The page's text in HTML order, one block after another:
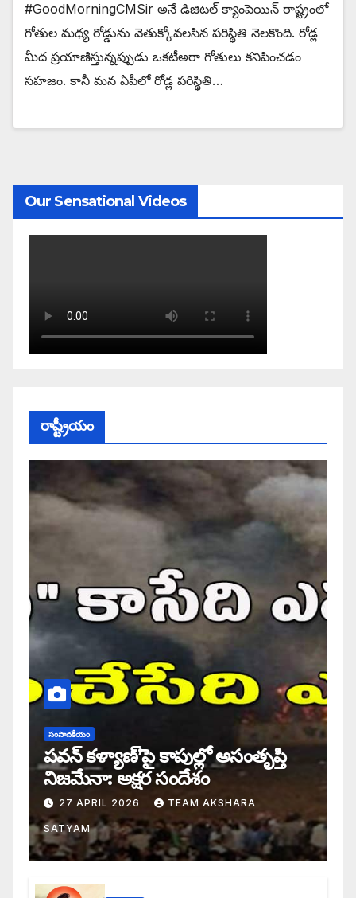
#GoodMorningCMSir అనే డిజిటల్ క్యాంపెయిన్ రాష్ట్రంలో
గోతుల మధ్య రోడ్డును వెతుక్కోవలసిన పరిస్థితి నెలకొంది. రోడ్ల
మీద ప్రయాణిస్తున్నప్పుడు ఒకటీఅరా గోతులు కనిపించడం
సహజం. కానీ మన ఏపీలో రోడ్ల పరిస్థితి…
Our Sensational Videos
రాష్ట్రీయం
సంపాదకీయం
పవన్ కళ్యాణ్’పై కాపుల్లో అసంతృప్తి
నిజమేనా: అక్షర సందేశం
27 APRIL 2026 TEAM AKSHARA
SATYAM